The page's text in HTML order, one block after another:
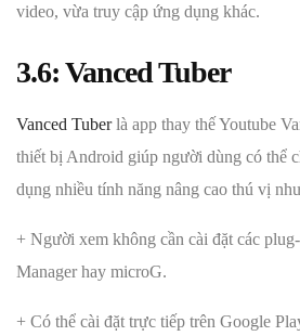
video, vừa truy cập ứng dụng khác.
3.6: Vanced Tuber
Vanced Tuberlà app thay thế Youtube
thiết bị Android giúp người dùng có thể
dụng nhiều tính năng nâng cao thú vị
+ Người xem không cần cài đặt các
Manager hay microG.
+ Có thể cài đặt trực tiếp trên Google